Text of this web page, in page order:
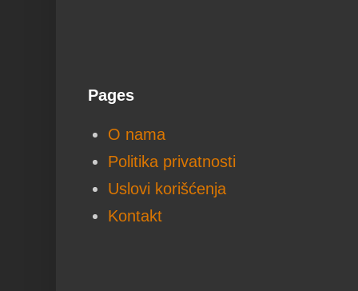
Pages
O nama
Politika privatnosti
Uslovi korišćenja
Kontakt